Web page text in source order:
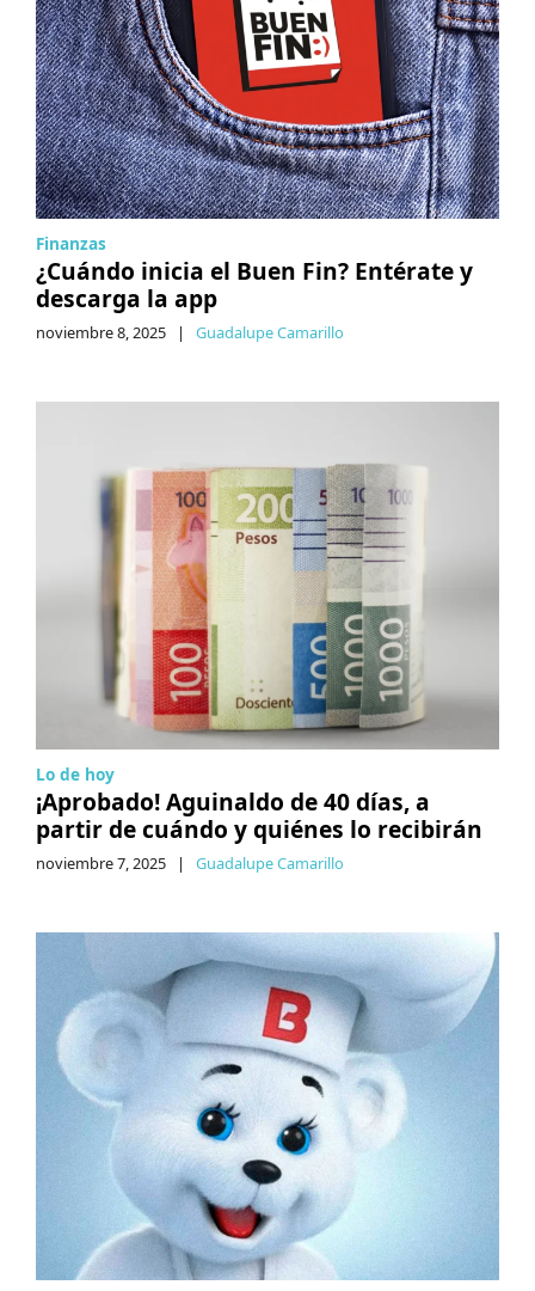
Finanzas
¿Cuándo inicia el Buen Fin? Entérate y
descarga la app
noviembre 8, 2025 | Guadalupe Camarillo
Lo de hoy
¡Aprobado! Aguinaldo de 40 días, a
partir de cuándo y quiénes lo recibirán
noviembre 7, 2025 | Guadalupe Camarillo